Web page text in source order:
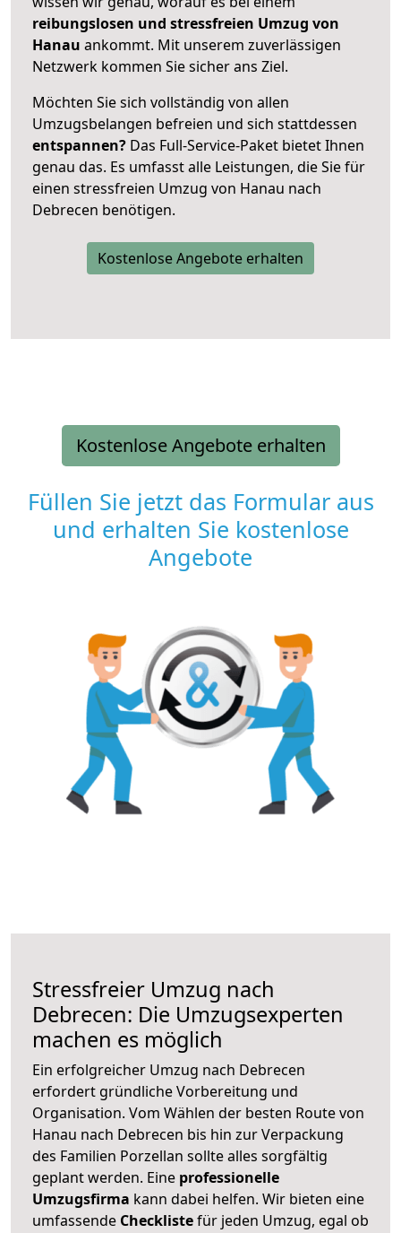
reibungslosen und stressfreien Umzug von
Hanau ankommt. Mit unserem zuverlässigen
Netzwerk kommen Sie sicher ans Ziel.
Möchten Sie sich vollständig von allen
Umzugsbelangen befreien und sich stattdessen
entspannen? Das Full-Service-Paket bietet Ihnen
genau das. Es umfasst alle Leistungen, die Sie für
einen stressfreien Umzug von Hanau nach
Debrecen benötigen.
Kostenlose Angebote erhalten
Kostenlose Angebote erhalten
Füllen Sie jetzt das Formular aus
und erhalten Sie kostenlose
Angebote
Stressfreier Umzug nach
Debrecen: Die Umzugsexperten
machen es möglich
Ein erfolgreicher Umzug nach Debrecen
erfordert gründliche Vorbereitung und
Organisation. Vom Wählen der besten Route von
Hanau nach Debrecen bis hin zur Verpackung
des Familien Porzellan sollte alles sorgfältig
geplant werden. Eine professionelle
Umzugsfirma kann dabei helfen. Wir bieten eine
umfassende Checklistefür jeden Umzug, egal ob